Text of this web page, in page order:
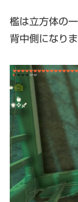
檻は立方体の
背中側になりま